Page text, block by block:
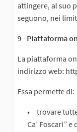
attingere, al suo
seguono, nei
9 - Piattaforma
La piattaforma
indirizzo web:
Essa permette di:
trovare
Ca’ Foscari”